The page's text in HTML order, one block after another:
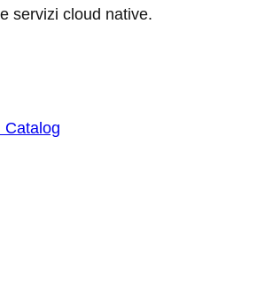
servizi cloud native.
Catalog